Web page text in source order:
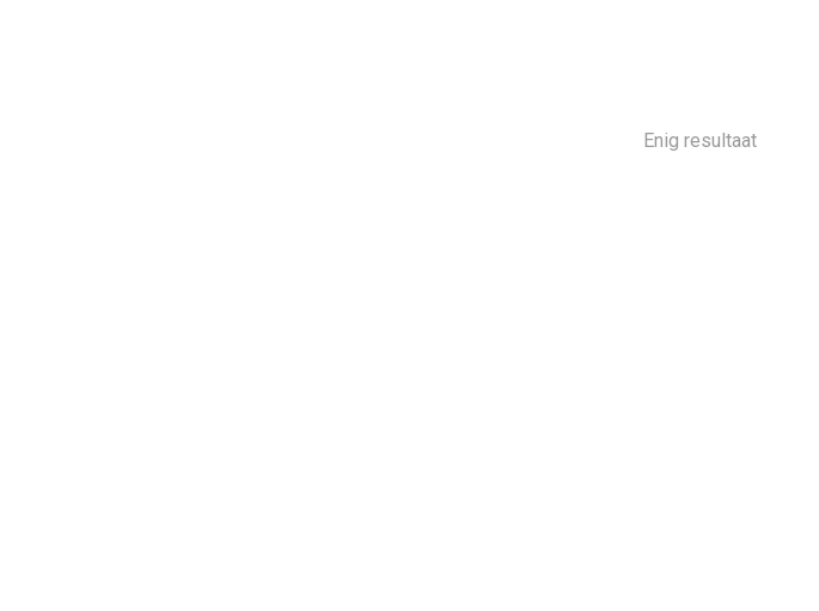
Enig resultaat